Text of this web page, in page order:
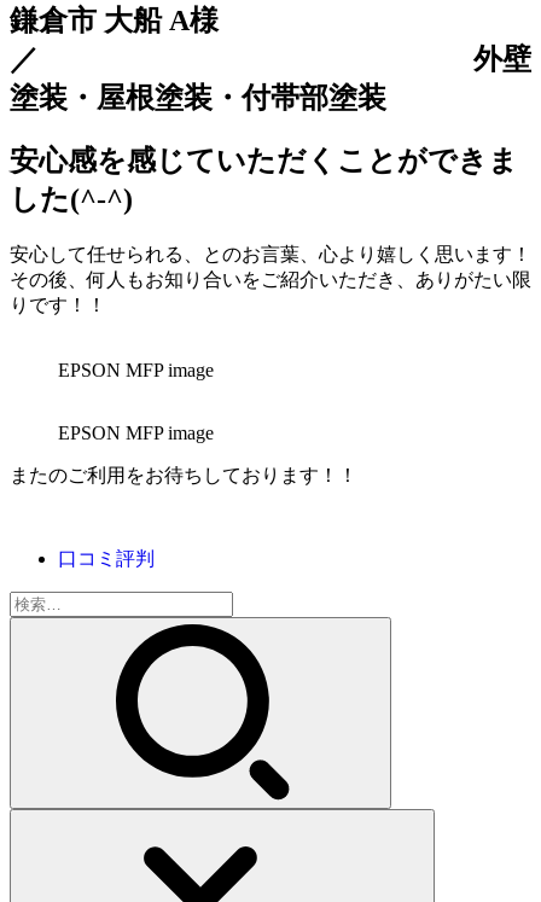
鎌倉市 大船 A様
／ 外壁
塗装・屋根塗装・付帯部塗装
安心感を感じていただくことができま
した(^-^)
安心して任せられる、とのお言葉、心より嬉しく思います！
その後、何人もお知り合いをご紹介いただき、ありがたい限
りです！！
EPSON MFP image
EPSON MFP image
またのご利用をお待ちしております！！
口コミ評判
検
索: